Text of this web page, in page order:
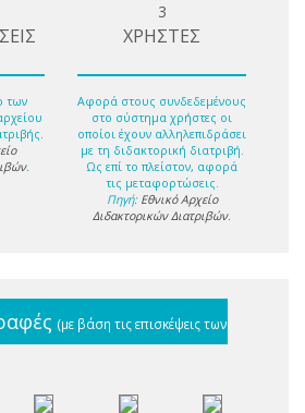
των
.
3
ΧΡΗΣΤΕΣ
Αφορά στους συνδεδεμένους
στο σύστημα χρήστες οι
οποίοι έχουν αλληλεπιδράσει
με τη διδακτορική διατριβή.
Ως επί το πλείστον, αφορά
τις μεταφορτώσεις.
Πηγή: Εθνικό Αρχείο
Διδακτορικών Διατριβών.
(με βάση τις επισκέψεις των